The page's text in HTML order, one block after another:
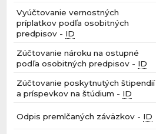
Vyúčtovanie vernostných
príplatkov podľa osobitných
predpisov - ID
Zúčtovanie nároku na ostupné
podľa osobitných predpisov - ID
Zúčtovanie poskytnutých štipendií
a príspevkov na štúdium - ID
Odpis premlčaných záväzkov - ID